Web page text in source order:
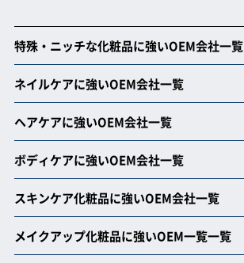
特殊・ニッチな化粧品に強いOEM会社一覧
ネイルケアに強いOEM会社一覧
ヘアケアに強いOEM会社一覧
ボディケアに強いOEM会社一覧
スキンケア化粧品に強いOEM会社一覧
メイクアップ化粧品に強いOEM一覧一覧